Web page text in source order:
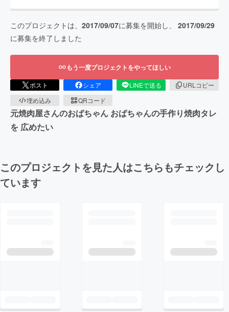
このプロジェクトは、 2017/09/07に募集を開始し、 2017/09/29
に募集を終了しました
もう一度プロジェクトをやってほしい
ポスト シェア LINEで送る
URLコピー
埋め込み
QRコード
元焼肉屋さんのおばちゃん おばちゃんの手作り焼肉タレ
を 広めたい
このプロジェクトを見た人はこちらもチェックし
ています